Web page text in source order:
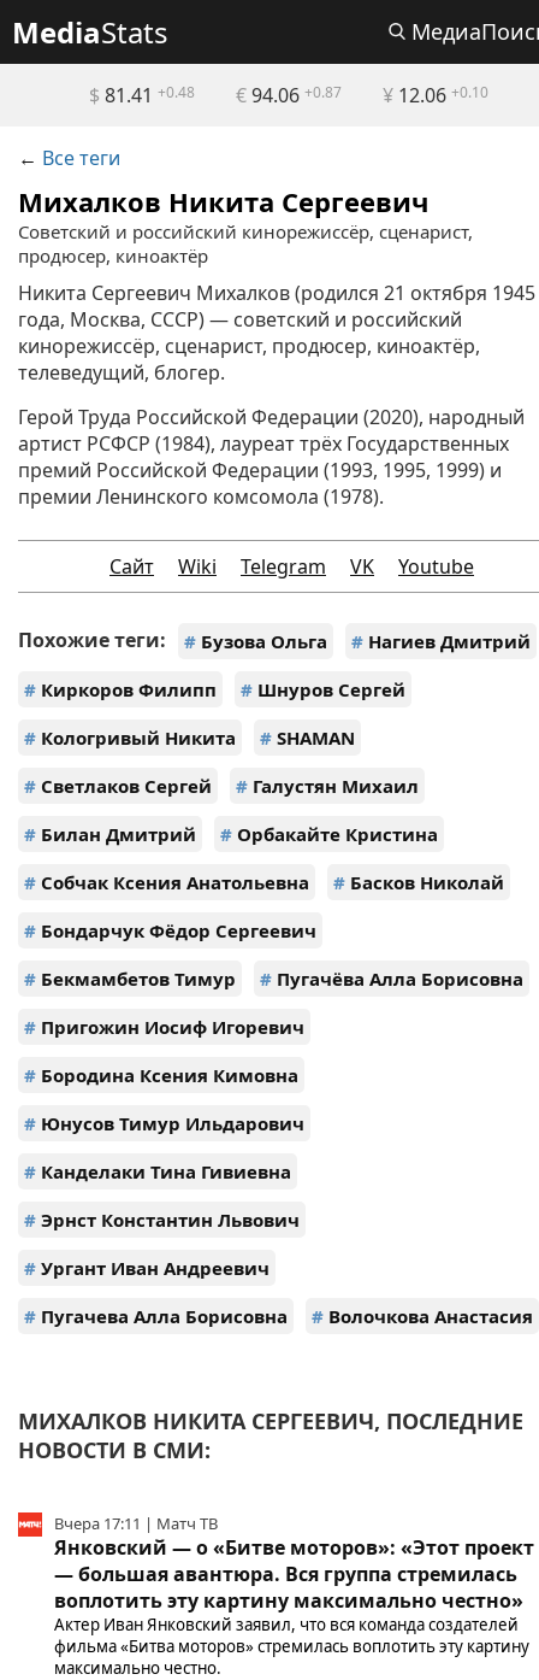
MediaStats
$ 81.41 +0.48 €94.06 +0.87 ¥ 12.06 +0.10
← Все теги
Михалков Никита Сергеевич
Советский и российский кинорежиссёр, сценарист,
продюсер, киноактёр
Никита Сергеевич Михалков (родился 21 октября 1945
года, Москва, СССР) — советский и российский
кинорежиссёр, сценарист, продюсер, киноактёр,
телеведущий, блогер.
Герой Труда Российской Федерации (2020), народный
артист РСФСР (1984), лауреат трёх Государственных
премий Российской Федерации (1993, 1995, 1999) и
премии Ленинского комсомола (1978).
Сайт Wiki Telegram VK Youtube
Похожие теги: # Бузова Ольга # Нагиев Дмитрий
# Киркоров Филипп # Шнуров Сергей
# Кологривый Никита # SHAMAN
# Светлаков Сергей # Галустян Михаил
# Билан Дмитрий # Орбакайте Кристина
# Собчак Ксения Анатольевна # Басков Николай
# Бондарчук Фёдор Сергеевич
# Бекмамбетов Тимур # Пугачёва Алла Борисовна
# Пригожин Иосиф Игоревич
# Бородина Ксения Кимовна
# Юнусов Тимур Ильдарович
# Канделаки Тина Гивиевна
# Эрнст Константин Львович
# Ургант Иван Андреевич
# Пугачева Алла Борисовна # Волочкова Анастасия
МИХАЛКОВ НИКИТА СЕРГЕЕВИЧ, ПОСЛЕДНИЕ
НОВОСТИ В СМИ:
Вчера 17:11 | Матч ТВ
Янковский — о «Битве моторов»: «Этот проект
— большая авантюра. Вся группа стремилась
воплотить эту картину максимально честно»
Актер Иван Янковский заявил, что вся команда создателей
фильма «Битва моторов» стремилась воплотить эту картину
максимально честно.